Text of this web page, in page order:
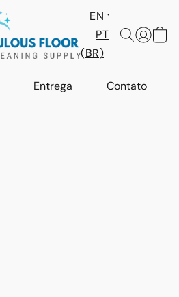
EN
PT
(BR)
Entrega Contato